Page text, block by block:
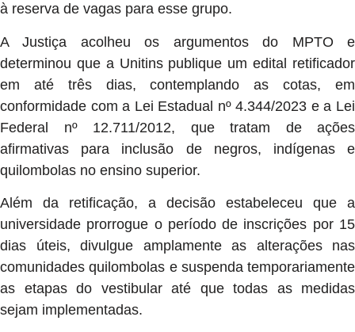
à reserva de vagas para esse grupo.
A Justiça acolheu os argumentos do MPTO e
determinou que a Unitins publique um edital retificador
em até três dias, contemplando as cotas, em
conformidade com a Lei Estadual nº 4.344/2023 e a Lei
Federal nº 12.711/2012, que tratam de ações
afirmativas para inclusão de negros, indígenas e
quilombolas no ensino superior.
Além da retificação, a decisão estabeleceu que a
universidade prorrogue o período de inscrições por 15
dias úteis, divulgue amplamente as alterações nas
comunidades quilombolas e suspenda temporariamente
as etapas do vestibular até que todas as medidas
sejam implementadas.